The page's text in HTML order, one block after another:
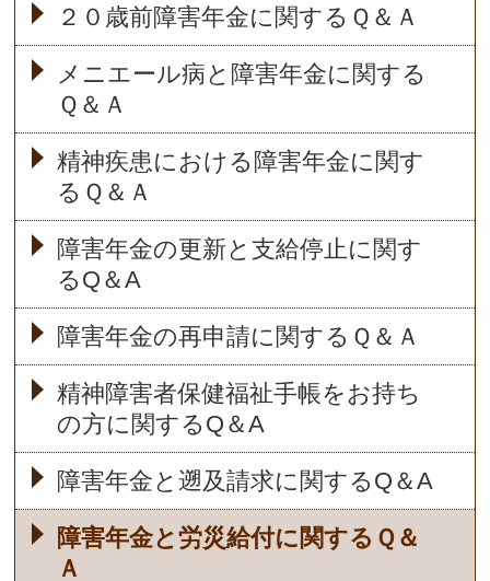
２０歳前障害年金に関するＱ＆Ａ
メニエール病と障害年金に関する
Ｑ＆Ａ
精神疾患における障害年金に関す
るＱ＆Ａ
障害年金の更新と支給停止に関す
るQ＆A
障害年金の再申請に関するＱ＆Ａ
精神障害者保健福祉手帳をお持ち
の方に関するQ＆A
障害年金と遡及請求に関するQ＆A
障害年金と労災給付に関するＱ＆
Ａ